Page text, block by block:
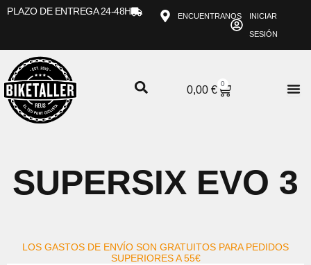
PLAZO DE ENTREGA 24-48H ENCUENTRANOS INICIAR
SESIÓN
0,00€
0
CARRITO
SUPERSIX EVO 3
LOS GASTOS DE ENVÍO SON GRATUITOS PARA PEDIDOS
SUPERIORES A 55€